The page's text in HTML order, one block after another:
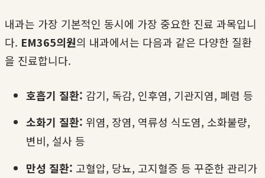
내과는 가장 기본적인 동시에 가장 중요한 진료 과목입니
다. EM365의원의 내과에서는 다음과 같은 다양한 질환
을 진료합니다.
호흡기 질환: 감기, 독감, 인후염, 기관지염, 폐렴 등
소화기 질환: 위염, 장염, 역류성 식도염, 소화불량,
변비, 설사 등
만성 질환: 고혈압, 당뇨, 고지혈증 등 꾸준한 관리가